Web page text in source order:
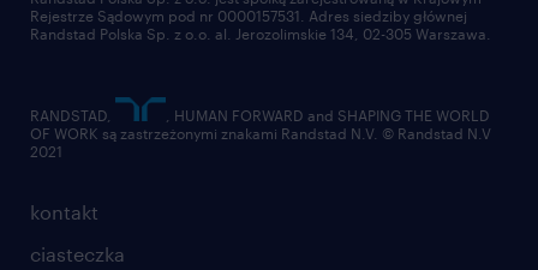
kontakt
ciasteczka
Rejestrze Sądowym pod nr 0000157531. Adres siedziby głównej
Randstad Polska Sp. z o.o. al. Jerozolimskie 134, 02-305 Warszawa.
RANDSTAD,
, HUMAN FORWARD and SHAPING THE WORLD
OF WORK są zastrzeżonymi znakami Randstad N.V. © Randstad N.V
2021